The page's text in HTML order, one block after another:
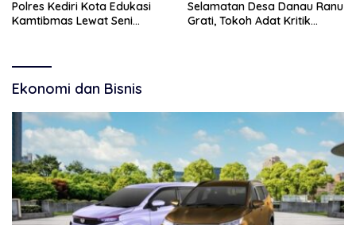
Polres Kediri Kota Edukasi
Kamtibmas Lewat Seni
Selamatan Desa Danau Ranu
Grati, Tokoh Adat Kritik
Ekonomi dan Bisnis